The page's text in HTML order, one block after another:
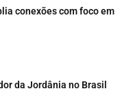
conexões com foco em
da Jordânia no Brasil